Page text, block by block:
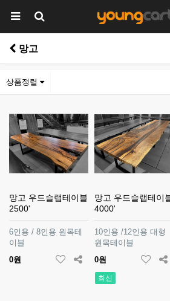
망고
상품정렬
망고 우드슬랩테이블
2500'
6인용 / 8인용 원목테
이블
0원
망고 우드슬랩테이
4000'
10인용 /12인용 대형
원목테이블
0원
최신